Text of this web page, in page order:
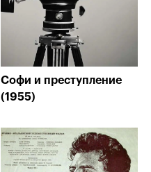
Софи и преступление
(1955)